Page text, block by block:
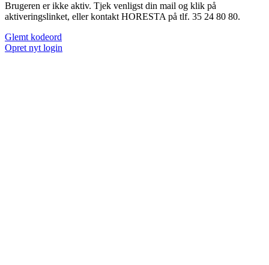
Brugeren er ikke aktiv. Tjek venligst din mail og klik på
aktiveringslinket, eller kontakt HORESTA på tlf. 35 24 80 80.
Glemt kodeord
Opret nyt login